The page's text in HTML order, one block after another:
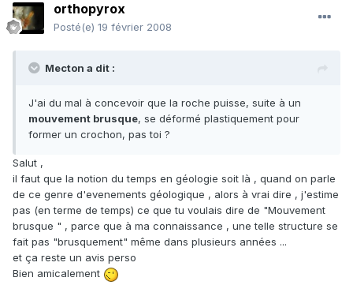
orthopyrox
Posté(e) 19 février 2008
Mecton a dit :
J'ai du mal à concevoir que la roche puisse, suite à un
mouvement brusque, se déformé plastiquement pour
former un crochon, pas toi ?
Salut ,
il faut que la notion du temps en géologie soit là , quand on parle
de ce genre d'evenements géologique , alors à vrai dire , j'estime
pas (en terme de temps) ce que tu voulais dire de "Mouvement
brusque " , parce que à ma connaissance , une telle structure se
fait pas "brusquement" même dans plusieurs années ...
et ça reste un avis perso
Bien amicalement